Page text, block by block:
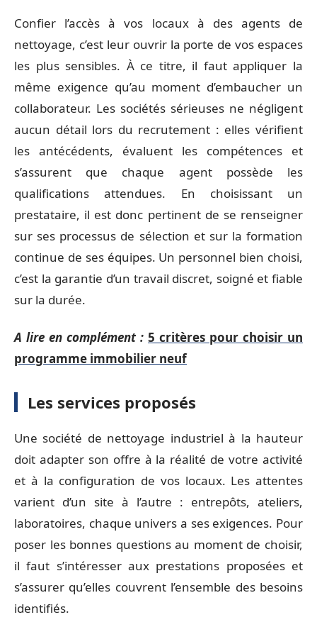
Confier l’accès à vos locaux à des agents de
nettoyage, c’est leur ouvrir la porte de vos espaces
les plus sensibles. À ce titre, il faut appliquer la
même exigence qu’au moment d’embaucher un
collaborateur. Les sociétés sérieuses ne négligent
aucun détail lors du recrutement : elles vérifient
les antécédents, évaluent les compétences et
s’assurent que chaque agent possède les
qualifications attendues. En choisissant un
prestataire, il est donc pertinent de se renseigner
sur ses processus de sélection et sur la formation
continue de ses équipes. Un personnel bien choisi,
c’est la garantie d’un travail discret, soigné et fiable
sur la durée.
A lire en complément : 5 critères pour choisir un
programme immobilier neuf
Les services proposés
Une société de nettoyage industriel à la hauteur
doit adapter son offre à la réalité de votre activité
et à la configuration de vos locaux. Les attentes
varient d’un site à l’autre : entrepôts, ateliers,
laboratoires, chaque univers a ses exigences. Pour
poser les bonnes questions au moment de choisir,
il faut s’intéresser aux prestations proposées et
s’assurer qu’elles couvrent l’ensemble des besoins
identifiés.